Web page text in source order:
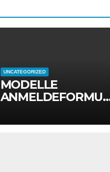
UNCATEGORIZED
MODELLE
ANMELDEFORMUL